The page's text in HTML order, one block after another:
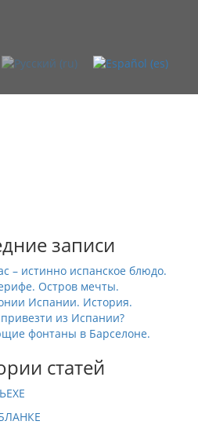
записи
– истинно испанское блюдо.
Остров мечты.
Испании. История.
из Испании?
фонтаны в Барселоне.
статей